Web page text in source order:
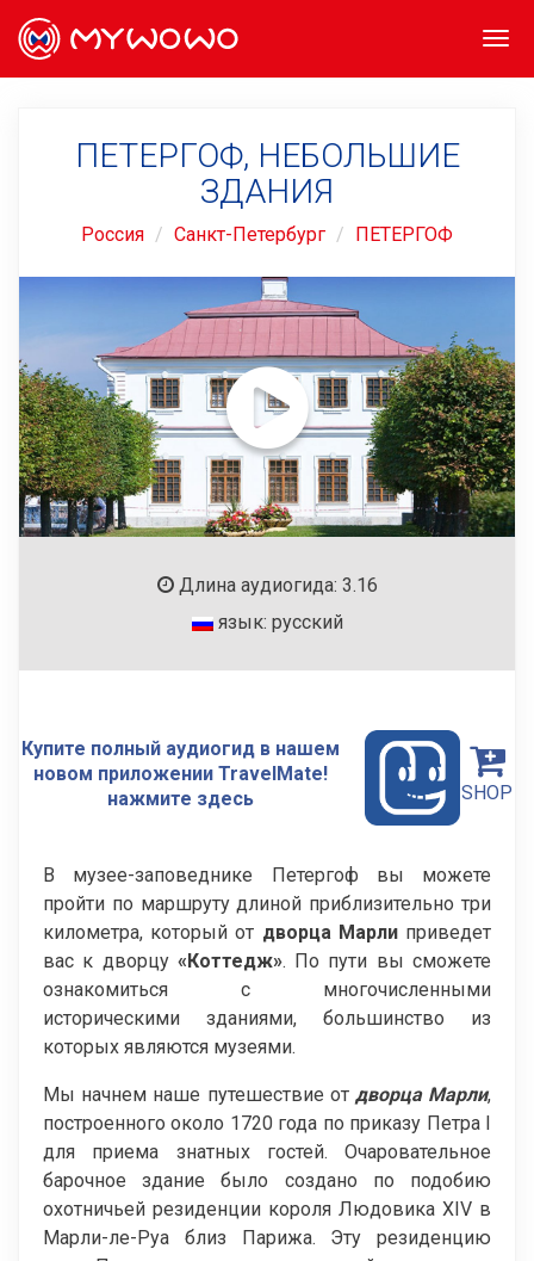
ПЕТЕРГОФ, НЕБОЛЬШИЕ
ЗДАНИЯ
Россия Санкт-Петербург ПЕТЕРГОФ
Длина аудиогида: 3.16
язык: русский
Купите полный аудиогид в нашем
новом приложении TravelMate!
нажмите здесь
SHOP
В музее-заповеднике Петергоф вы можете
пройти по маршруту длиной приблизительно три
километра, который от дворца Марлиприведет
вас к дворцу «Коттедж». По пути вы сможете
ознакомиться с многочисленными
историческими зданиями, большинство из
которых являются музеями.
Мы начнем наше путешествие от дворца Марли,
построенного около 1720 года по приказу Петра I
для приема знатных гостей. Очаровательное
барочное здание было создано по подобию
охотничьей резиденции короля Людовика XIV в
Марли-ле-Руа близ Парижа. Эту резиденцию